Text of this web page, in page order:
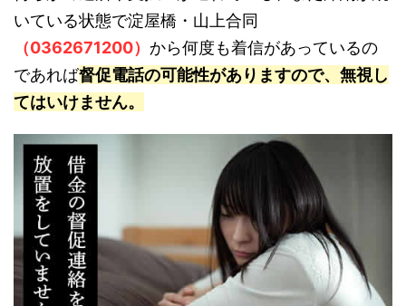
いている状態で淀屋橋・山上合同
（0362671200） から何度も着信があっているの
であれば督促電話の可能性がありますので、無視し
てはいけません。